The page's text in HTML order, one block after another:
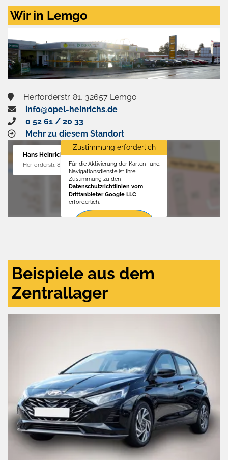
Zustimmen
aktivieren
Wir in Lemgo
Herforderstr. 81, 32657 Lemgo
info@opel-heinrichs.de
0 52 61 / 20 33
Mehr zu diesem Standort
Hans Heinrichs GmbH
Herforderstr. 81, 32657 Lemgo
Zustimmung erforderlich
Für die Aktivierung der Karten- und
Navigationsdienste ist Ihre
Zustimmung zu den
Datenschutzrichtlinien vom
Drittanbieter Google LLC
erforderlich.
Beispiele aus dem
Zentrallager